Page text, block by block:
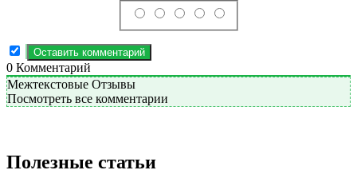
0 Комментарий
Межтекстовые Отзывы
Посмотреть все комментарии
Полезные статьи